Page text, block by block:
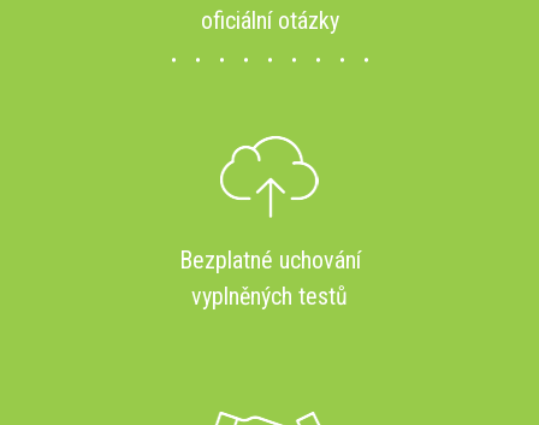
oficiální otázky
Bezplatné uchování
vyplněných testů